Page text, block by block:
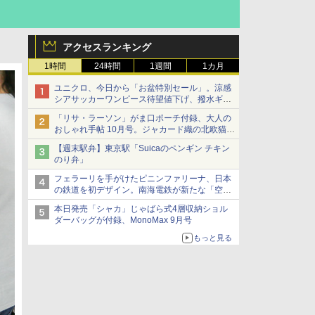
アクセスランキング
1時間 24時間 1週間 1カ月
ユニクロ、今日から「お盆特別セール」。涼感
シアサッカーワンピース待望値下げ、撥水ギア
ショーツは1990円に
「リサ・ラーソン」がま口ポーチ付録、大人の
おしゃれ手帖 10月号。ジャカード織の北欧猫デ
ザイン
【週末駅弁】東京駅「Suicaのペンギン チキン
のり弁」
フェラーリを手がけたピニンファリーナ、日本
の鉄道を初デザイン。南海電鉄が新たな「空港
特急」をなにわ筋線へ導入
本日発売「シャカ」じゃばら式4層収納ショル
ダーバッグが付録、MonoMax 9月号
もっと見る